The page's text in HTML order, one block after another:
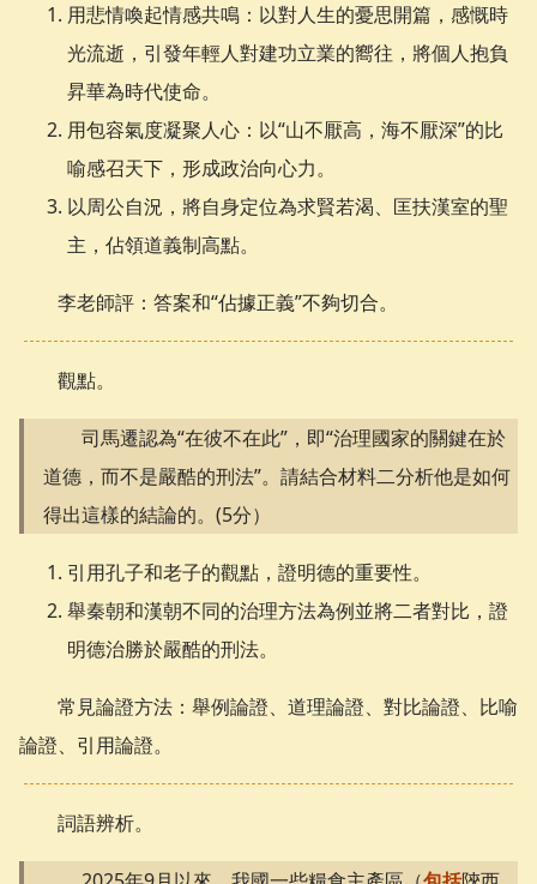
用悲情喚起情感共鳴：以對人生的憂思開篇，感慨時
光流逝，引發年輕人對建功立業的嚮往，將個人抱負
昇華為時代使命。
用包容氣度凝聚人心：以“山不厭高，海不厭深”的比
喻感召天下，形成政治向心力。
以周公自況，將自身定位為求賢若渴、匡扶漢室的聖
主，佔領道義制高點。
李老師評：答案和“佔據正義”不夠切合。
觀點。
司馬遷認為“在彼不在此”，即“治理國家的關鍵在於
道德，而不是嚴酷的刑法”。請結合材料二分析他是如何
得出這樣的結論的。(5分）
引用孔子和老子的觀點，證明德的重要性。
舉秦朝和漢朝不同的治理方法為例並將二者對比，證
明德治勝於嚴酷的刑法。
常見論證方法：舉例論證、道理論證、對比論證、比喻
論證、引用論證。
詞語辨析。